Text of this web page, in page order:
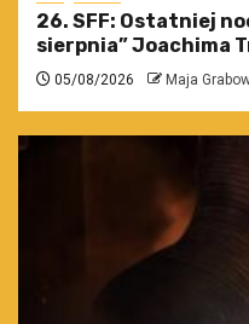
26. SFF: Ostatniej
sierpnia” Joachima
05/08/2026 Maja